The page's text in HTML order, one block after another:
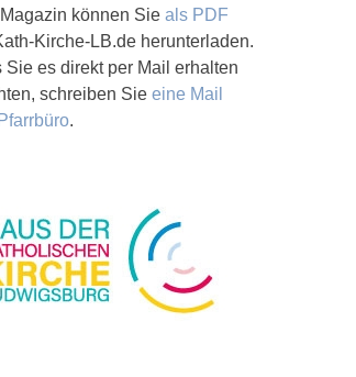
können Sie als PDF
Kirche-LB.de herunterladen.
Sie es direkt per Mail erhalten
schreiben Sie eine Mail
.